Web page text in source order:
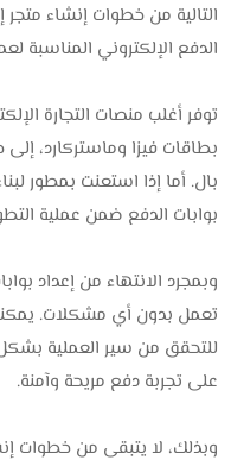
التالية من خطوات إنشاء
الدفع الإلكتروني المناسبة
توفر أغلب منصات التجارة
بطاقات فيزا وماستركارد،
بال. أما إذا استعنت بمطور
بوابات الدفع ضمن عملية
وبمجرد الانتهاء من إعداد
تعمل بدون أي مشكلات.
للتحقق من سير العملية
على تجربة دفع مريحة وآمنة.
وبذلك، لا يتبقى من خطوات